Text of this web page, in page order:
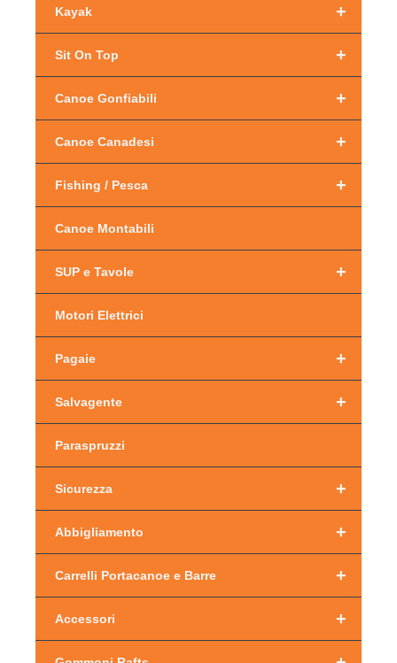
+
Kayak
+
Sit On Top
+
Canoe Gonfiabili
+
Canoe Canadesi
+
Fishing / Pesca
Canoe Montabili
+
SUP e Tavole
Motori Elettrici
+
Pagaie
+
Salvagente
Paraspruzzi
+
Sicurezza
+
Abbigliamento
+
Carrelli Portacanoe e Barre
+
Accessori